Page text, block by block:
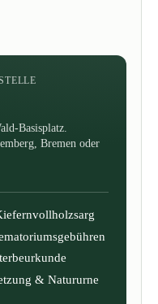
Basisplatz.
Bremen oder
& Natururne